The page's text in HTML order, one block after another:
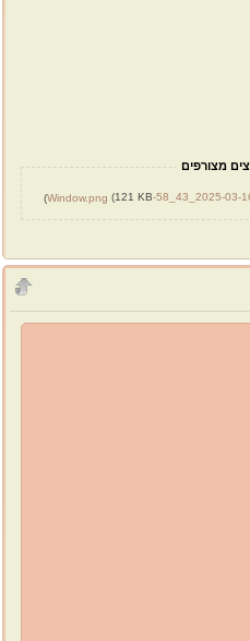
מצורפים
2025-03-16-03_43_58-
(121 KB)